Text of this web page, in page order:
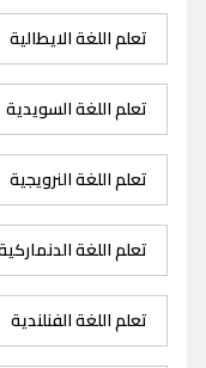
تعلم اللغة الايطالية
تعلم اللغة السويدية
تعلم اللغة النرويجية
تعلم اللغة
تعلم اللغة الفنلندية